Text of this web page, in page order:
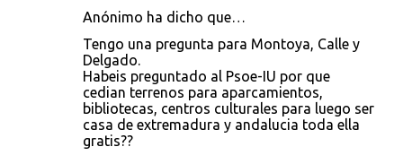
Anónimo ha dicho que…
Tengo una pregunta para Montoya, Calle y
Delgado.
Habeis preguntado al Psoe-IU por que
cedian terrenos para aparcamientos,
bibliotecas, centros culturales para luego ser
casa de extremadura y andalucia toda ella
gratis??